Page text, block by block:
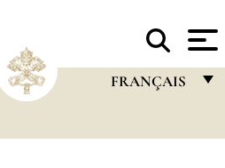
FRANÇAIS